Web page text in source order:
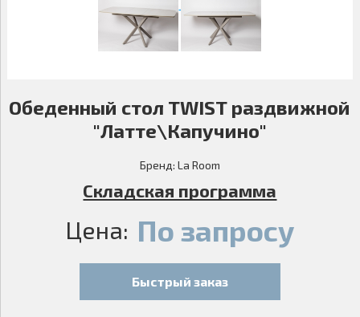
Обеденный стол TWIST раздвижной
"Латте\Капучино"
Бренд: La Room
Складская программа
Цена: По запросу
Быстрый заказ